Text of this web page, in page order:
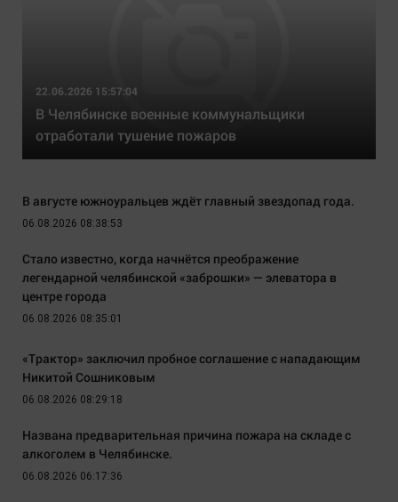
22.06.2026 15:57:04
В Челябинске военные коммунальщики
отработали тушение пожаров
В августе южноуральцев ждёт главный звездопад года.
06.08.2026 08:38:53
Стало известно, когда начнётся преображение
легендарной челябинской «заброшки» — элеватора в
центре города
06.08.2026 08:35:01
«Трактор» заключил пробное соглашение с нападающим
Никитой Сошниковым
06.08.2026 08:29:18
Названа предварительная причина пожара на складе с
алкоголем в Челябинске.
06.08.2026 06:17:36